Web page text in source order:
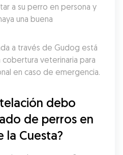
a su perro en persona y
una buena
a través de Gudog está
veterinaria para
en caso de emergencia.
debo
de perros en
la Cuesta?